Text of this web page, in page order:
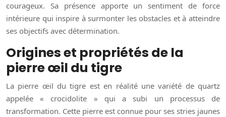
courageux. Sa présence apporte un sentiment de force
intérieure qui inspire à surmonter les obstacles et à atteindre
ses objectifs avec détermination.
Origines et propriétés de la
pierre œil du tigre
La pierre œil du tigre est en réalité une variété de quartz
appelée « crocidolite » qui a subi un processus de
transformation. Cette pierre est connue pour ses stries jaunes